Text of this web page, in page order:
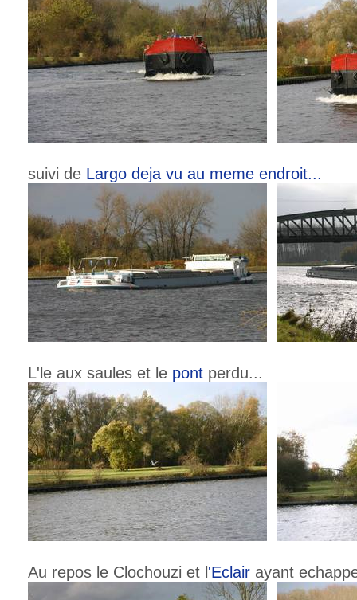
suivi de Largo deja vu au meme endroit...
L'le aux saules et le pont perdu...
Au repos le Clochouzi et l 'Eclair ayant